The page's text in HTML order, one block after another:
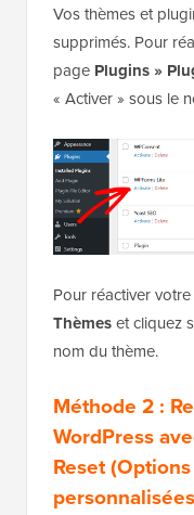
Vos thèmes et
supprimés. Pour
page Plugins »
« Activer » sous le
Pour réactiver
Thèmeset cliquez
nom du thème.
Méthode 2 :
WordPress
Reset